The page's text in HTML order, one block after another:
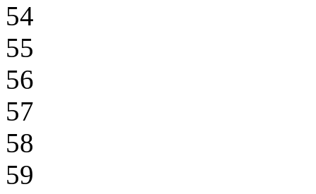
54
55
56
57
58
59